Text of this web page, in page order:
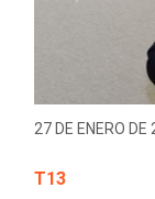
27 DE ENERO
T13